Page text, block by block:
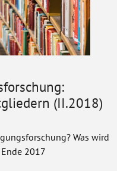
(II.2018)
Was wird
2017